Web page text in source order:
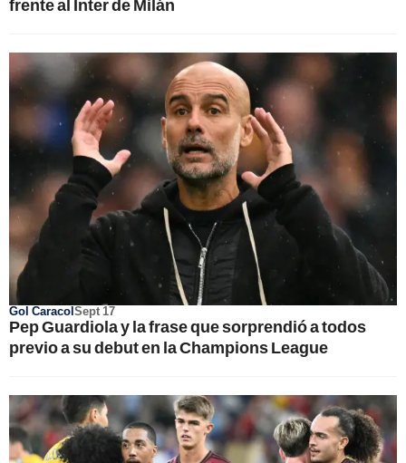
frente al Inter de Milán
Gol CaracolSept 17
Pep Guardiola y la frase que sorprendió a todos
previo a su debut en la Champions League